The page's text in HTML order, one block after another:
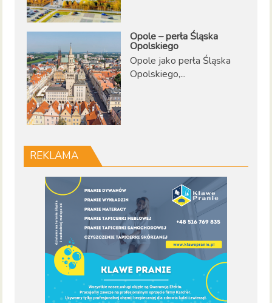
Opole – perła Śląska
Opolskiego
Opole jako perła Śląska
Opolskiego,...
REKLAMA